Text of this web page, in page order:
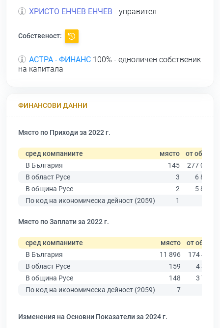
ХРИСТО ЕНЧЕВ ЕНЧЕВ - управител
Собственост:
АСТРА - ФИНАНС 100% - едноличен собственик
на капитала
ФИНАНСОВИ ДАННИ
Място по Приходи за 2022 г.
сред компаниите място от общо
В България
145
277 019
В област Русе
3
6 851
В община Русе
2
5 883
По код на икономическа дейност (2059)
1
Място по Заплати за 2022 г.
сред компаниите място от общо
В България
11 896
174 403
В област Русе
159
4 390
В община Русе
148
3 764
По код на икономическа дейност (2059)
7
Изменения на Основни Показатели за 2024 г.